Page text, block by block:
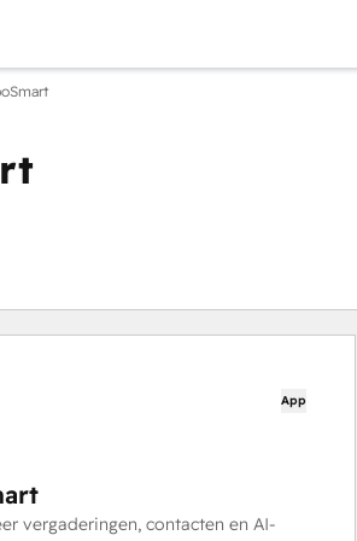
App
vergaderingen, contacten en AI-